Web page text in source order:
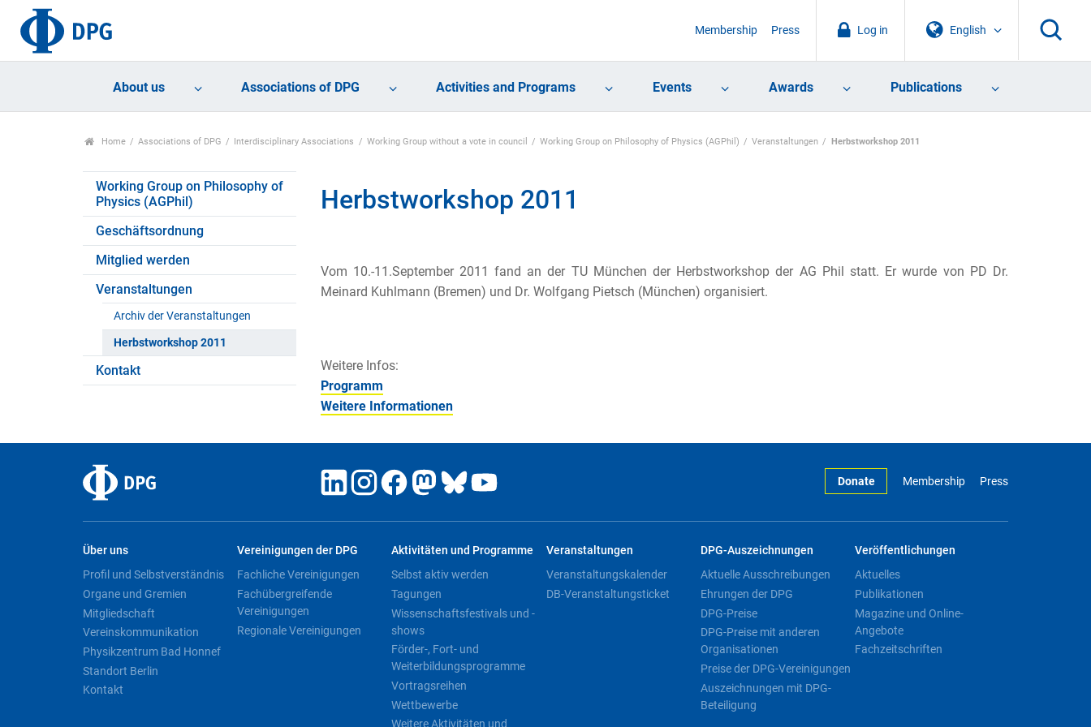
English
Log in
Membership Press
About us Associations of DPG Activities and Programs Events Awards Publications
Home Associations of DPG Interdisciplinary Associations Working Group without a vote in council Working Group on Philosophy of Physics (AGPhil) Veranstaltungen Herbstworkshop 2011
Working Group on Philosophy of
Physics (AGPhil)
Geschäftsordnung
Mitglied werden
Veranstaltungen
Archiv der Veranstaltungen
Herbstworkshop 2011
Kontakt
Herbstworkshop 2011
Vom 10.-11.September 2011 fand an der TU München der Herbstworkshop der AG Phil statt. Er wurde von PD Dr.
Meinard Kuhlmann (Bremen) und Dr. Wolfgang Pietsch (München) organisiert.
Weitere Infos:
Programm
Weitere Informationen
Donate Membership Press
Über uns
Profil und Selbstverständnis
Organe und Gremien
Mitgliedschaft
Vereinskommunikation
Physikzentrum Bad Honnef
Standort Berlin
Kontakt
Vereinigungen der DPG
Fachliche Vereinigungen
Fachübergreifende
Vereinigungen
Regionale Vereinigungen
Aktivitäten und Programme
Selbst aktiv werden
Tagungen
Wissenschaftsfestivals und -
shows
Förder-, Fort- und
Weiterbildungsprogramme
Vortragsreihen
Wettbewerbe
Weitere Aktivitäten und
Veranstaltungen
Veranstaltungskalender
DB-Veranstaltungsticket
DPG-Auszeichnungen
Aktuelle Ausschreibungen
Ehrungen der DPG
DPG-Preise
DPG-Preise mit anderen
Organisationen
Preise der DPG-Vereinigungen
Auszeichnungen mit DPG-
Beteiligung
Veröffentlichungen
Aktuelles
Publikationen
Magazine und Online-
Angebote
Fachzeitschriften